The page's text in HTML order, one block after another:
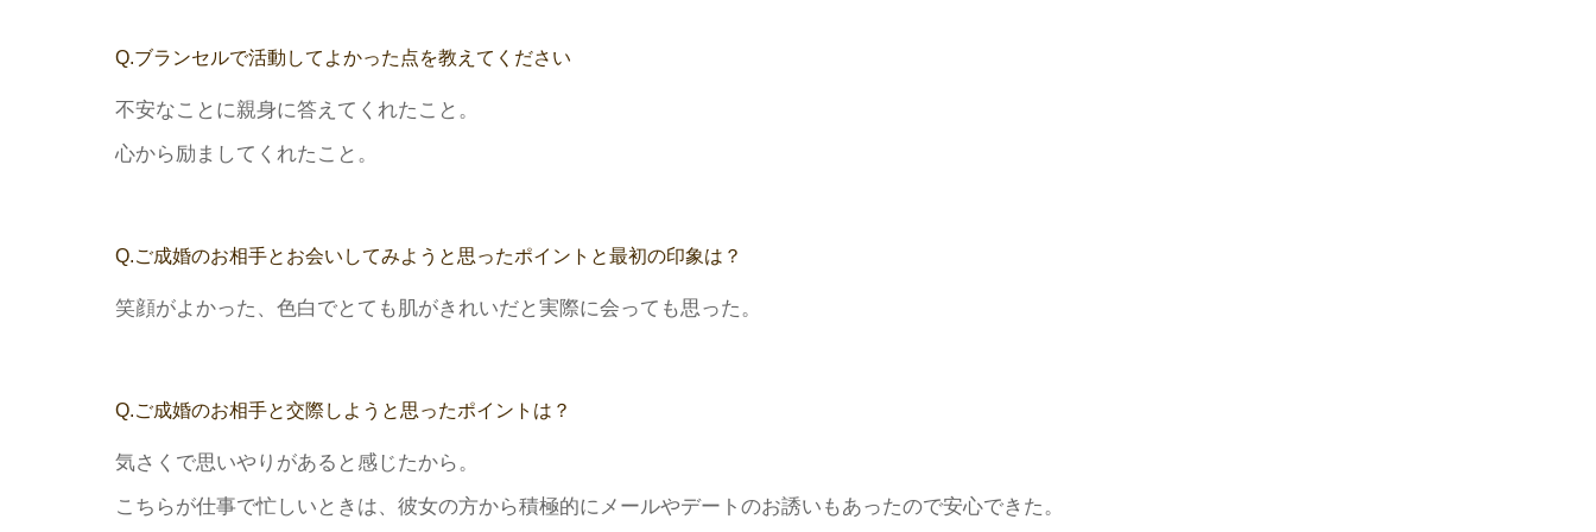
Q.ブランセルで活動してよかった点を教えてください
不安なことに親身に答えてくれたこと。
心から励ましてくれたこと。
Q.ご成婚のお相手とお会いしてみようと思ったポイントと最初の印象は？
笑顔がよかった、色白でとても肌がきれいだと実際に会っても思った。
Q.ご成婚のお相手と交際しようと思ったポイントは？
気さくで思いやりがあると感じたから。
こちらが仕事で忙しいときは、彼女の方から積極的にメールやデートのお誘いもあったので安心できた。